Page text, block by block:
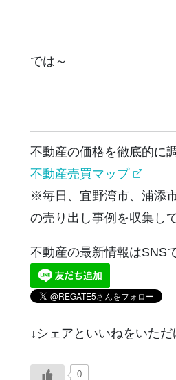
では～
不動産の価格を徹底的に
不動産売買マップ
※毎日、宜野湾市、浦添
の売り出し事例を収集し
不動産の最新情報はSNS
↓シェアといいねをいた
0